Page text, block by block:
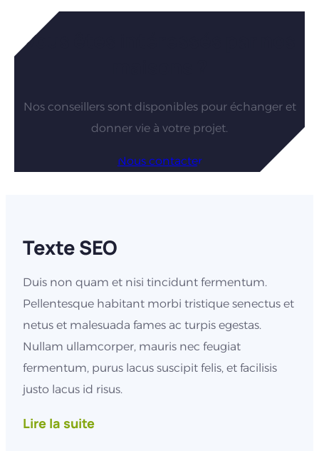
Vous êtes intéressés par nos
Nos conseillers sont disponibles pour échanger et
donner vie à votre projet.
Nous contacter
Texte SEO
Duis non quam et nisi tincidunt fermentum.
Pellentesque habitant morbi tristique senectus et
netus et malesuada fames ac turpis egestas.
Nullam ullamcorper, mauris nec feugiat
fermentum, purus lacus suscipit felis, et facilisis
justo lacus id risus.
Vestibulum ante ipsum primis in faucibus orci
Lire la suite